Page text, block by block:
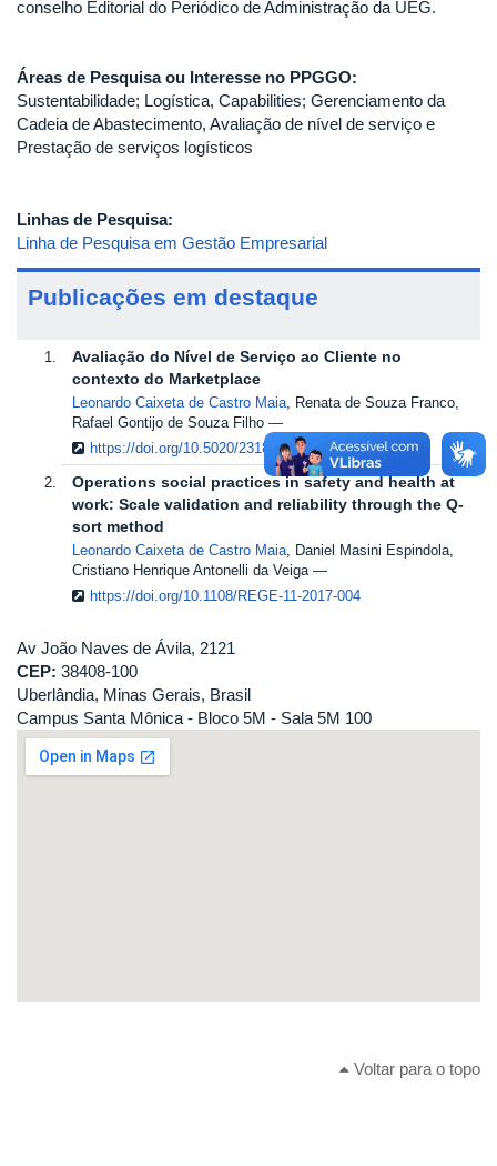
conselho Editorial do Periódico de Administração da UEG.
Áreas de Pesquisa ou Interesse no PPGGO:
Sustentabilidade; Logística, Capabilities; Gerenciamento da
Cadeia de Abastecimento, Avaliação de nível de serviço e
Prestação de serviços logísticos
Linhas de Pesquisa:
Linha de Pesquisa em Gestão Empresarial
Publicações em destaque
Avaliação do Nível de Serviço ao Cliente no
contexto do Marketplace
Leonardo Caixeta de Castro Maia , Renata de Souza Franco,
Rafael Gontijo de Souza Filho
https://doi.org/10.5020/2318-0722.2020.26.1.9382
Operations social practices in safety and health at
work: Scale validation and reliability through the Q-
sort method
Leonardo Caixeta de Castro Maia , Daniel Masini Espindola,
Cristiano Henrique Antonelli da Veiga
https://doi.org/10.1108/REGE-11-2017-004
Av João Naves de Ávila, 2121
CEP: 38408-100
Uberlândia, Minas Gerais, Brasil
Campus Santa Mônica - Bloco 5M - Sala 5M 100
Voltar para o topo